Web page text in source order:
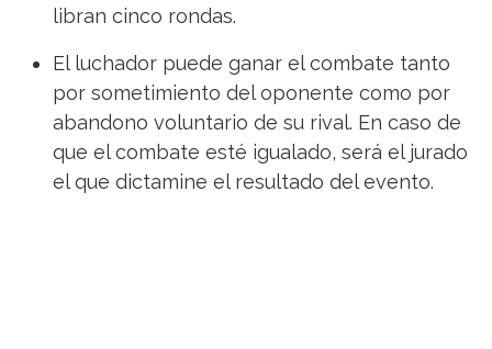
libran cinco rondas.
El luchador puede ganar el combate tanto
por sometimiento del oponente como por
abandono voluntario de su rival. En caso de
que el combate esté igualado, será el jurado
el que dictamine el resultado del evento.